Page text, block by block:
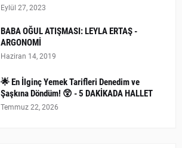
Eylül 27, 2023
BABA OĞUL ATIŞMASI: LEYLA ERTAŞ -
ARGONOMİ
Haziran 14, 2019
🌟 En İlginç Yemek Tarifleri Denedim ve
Şaşkına Döndüm! 😲 - 5 DAKİKADA HALLET
Temmuz 22, 2026